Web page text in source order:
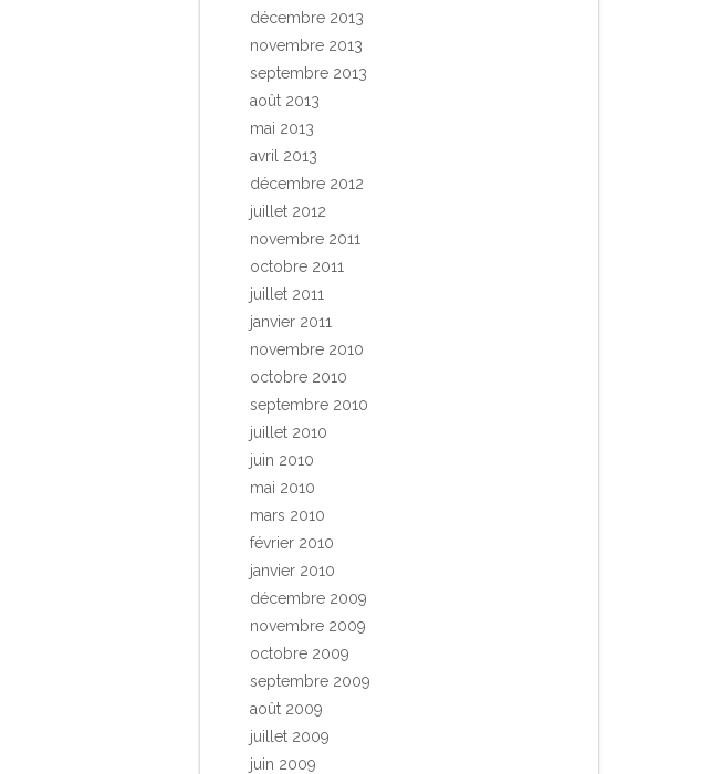
décembre 2013
novembre 2013
septembre 2013
août 2013
mai 2013
avril 2013
décembre 2012
juillet 2012
novembre 2011
octobre 2011
juillet 2011
janvier 2011
novembre 2010
octobre 2010
septembre 2010
juillet 2010
juin 2010
mai 2010
mars 2010
février 2010
janvier 2010
décembre 2009
novembre 2009
octobre 2009
septembre 2009
août 2009
juillet 2009
juin 2009